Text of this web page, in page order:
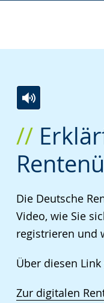
Die Deutsche
Video, wie Sie
registrieren und
Über diesen
Zur digitalen
Leichten
Sprache
wechseln.
Audio-
Unterstützung.
Video
in
Deutscher
wird
angezeigt.